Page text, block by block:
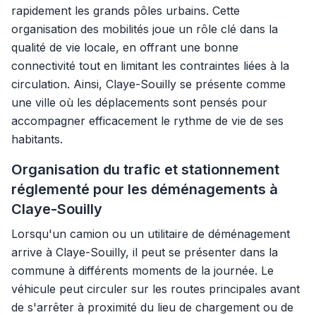
rapidement les grands pôles urbains. Cette
organisation des mobilités joue un rôle clé dans la
qualité de vie locale, en offrant une bonne
connectivité tout en limitant les contraintes liées à la
circulation. Ainsi, Claye-Souilly se présente comme
une ville où les déplacements sont pensés pour
accompagner efficacement le rythme de vie de ses
habitants.
Organisation du trafic et stationnement
réglementé pour les déménagements à
Claye-Souilly
Lorsqu'un camion ou un utilitaire de déménagement
arrive à Claye-Souilly, il peut se présenter dans la
commune à différents moments de la journée. Le
véhicule peut circuler sur les routes principales avant
de s'arrêter à proximité du lieu de chargement ou de